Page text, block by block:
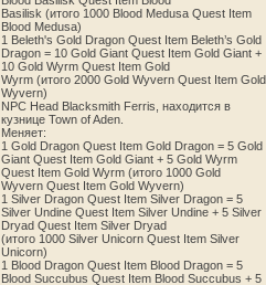
Basilisk (итого 1000 Blood Medusa Quest Item
Blood Medusa)
1 Beleth's Gold Dragon Quest Item Beleth’s Gold
Dragon = 10 Gold Giant Quest Item Gold Giant +
10 Gold Wyrm Quest Item Gold
Wyrm (итого 2000 Gold Wyvern Quest Item Gold
Wyvern)
NPC Head Blacksmith Ferris, находится в
кузнице Town of Aden.
Меняет:
1 Gold Dragon Quest Item Gold Dragon = 5 Gold
Giant Quest Item Gold Giant + 5 Gold Wyrm
Quest Item Gold Wyrm (итого 1000 Gold
Wyvern Quest Item Gold Wyvern)
1 Silver Dragon Quest Item Silver Dragon = 5
Silver Undine Quest Item Silver Undine + 5 Silver
Dryad Quest Item Silver Dryad
(итого 1000 Silver Unicorn Quest Item Silver
Unicorn)
1 Blood Dragon Quest Item Blood Dragon = 5
Blood Succubus Quest Item Blood Succubus + 5